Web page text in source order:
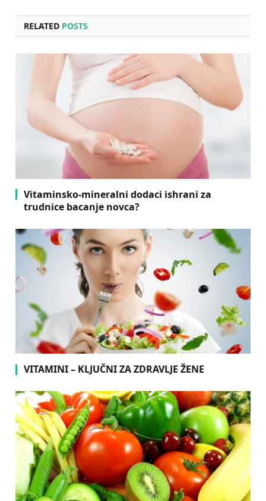
RELATED POSTS
Vitaminsko-mineralni dodaci ishrani za
trudnice bacanje novca?
VITAMINI – KLJUČNI ZA ZDRAVLJE ŽENE